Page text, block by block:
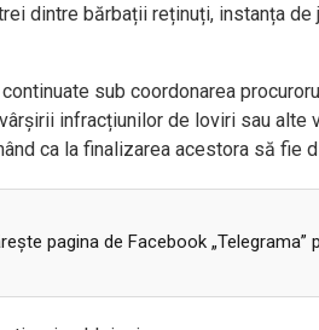
dintre bărbații reținuți, instanța
sub coordonarea
infracțiunilor de loviri sau alte
ca la finalizarea acestora să fie
pagina de Facebook